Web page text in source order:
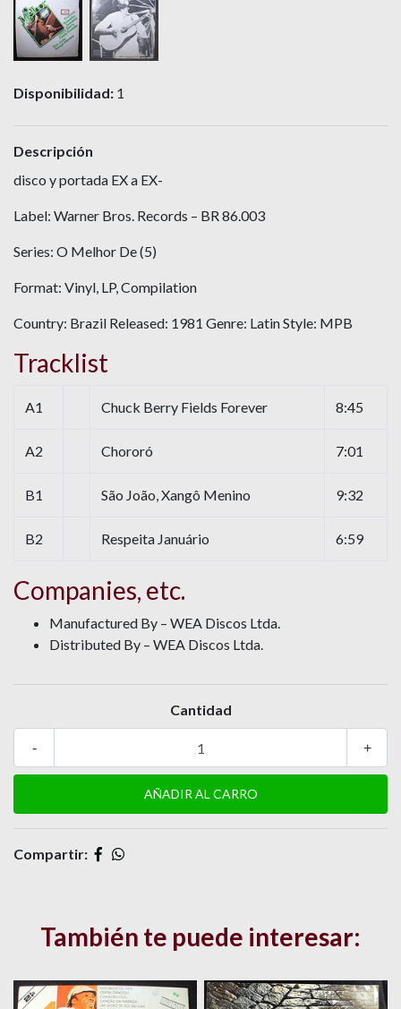
Disponibilidad: 1
Descripción
disco y portada EX a EX-
Label: Warner Bros. Records – BR 86.003
Series: O Melhor De (5)
Format: Vinyl, LP, Compilation
Country: Brazil Released: 1981 Genre: Latin Style: MPB
Tracklist
A1 Chuck Berry Fields Forever 8:45
A2 Chororó 7:01
B1 São João, Xangô Menino 9:32
B2 Respeita Januário 6:59
Companies, etc.
Manufactured By – WEA Discos Ltda.
Distributed By – WEA Discos Ltda.
Cantidad
+
-
Compartir:
También te puede interesar: